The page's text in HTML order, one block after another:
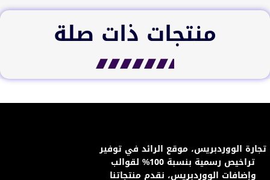
منتجات ذات صلة
تجارة الووردبريس، موقع الرائد في توفير
تراخيص رسمية بنسبة 100% لقوالب
وإضافات الووردبريس، نقدم منتجاتنا